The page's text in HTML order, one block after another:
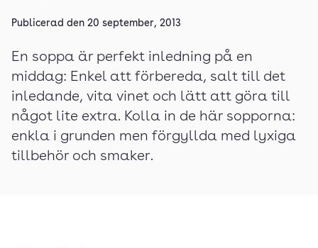
Publicerad den 20 september, 2013
En soppa är perfekt inledning på en
middag: Enkel att förbereda, salt till det
inledande, vita vinet och lätt att göra till
något lite extra. Kolla in de här sopporna:
enkla i grunden men förgyllda med lyxiga
tillbehör och smaker.